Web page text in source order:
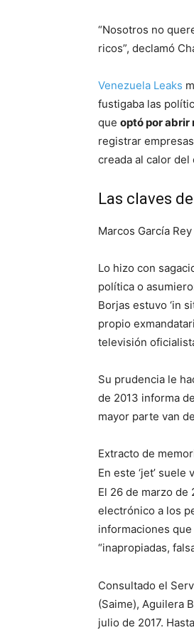
“Nosotros no
ricos”, declamó
Venezuela Leaks
fustigaba las
que optó por abrir
registrar
creada al calor del
Las claves
Marcos García Rey
Lo hizo con
política o
Borjas estuvo ‘in
propio
televisión
Su prudencia le
de 2013 informa
mayor parte van
Extracto de
En este ‘jet’ suele
El 26 de marzo de
electrónico a los
informaciones
“inapropiadas,
Consultado el
(Saime), Aguilera
julio de 2017. Hasta